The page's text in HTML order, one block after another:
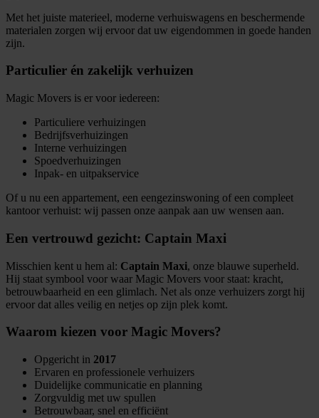
Met het juiste materieel, moderne verhuiswagens en beschermende
materialen zorgen wij ervoor dat uw eigendommen in goede handen
zijn.
Particulier én zakelijk verhuizen
Magic Movers is er voor iedereen:
Particuliere verhuizingen
Bedrijfsverhuizingen
Interne verhuizingen
Spoedverhuizingen
Inpak- en uitpakservice
Of u nu een appartement, een eengezinswoning of een compleet
kantoor verhuist: wij passen onze aanpak aan uw wensen aan.
Een vertrouwd gezicht: Captain Maxi
Misschien kent u hem al: Captain Maxi, onze blauwe superheld.
Hij staat symbool voor waar Magic Movers voor staat: kracht,
betrouwbaarheid en een glimlach. Net als onze verhuizers zorgt hij
ervoor dat alles veilig en netjes op zijn plek komt.
Waarom kiezen voor Magic Movers?
Opgericht in 2017
Ervaren en professionele verhuizers
Duidelijke communicatie en planning
Zorgvuldig met uw spullen
Betrouwbaar, snel en efficiënt